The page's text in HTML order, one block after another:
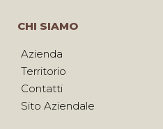
CHI SIAMO
Azienda
Territorio
Contatti
Sito Aziendale